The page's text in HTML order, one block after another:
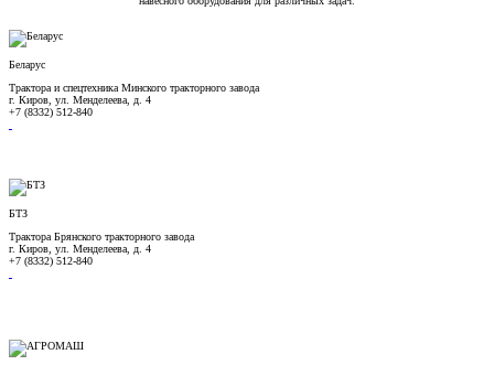
Беларус
Трактора и спецтехника Минского тракторного завода
г. Киров, ул. Менделеева, д. 4
+7 (8332) 512-840
БТЗ
Трактора Брянского тракторного завода
г. Киров, ул. Менделеева, д. 4
+7 (8332) 512-840
АГРОМАШ